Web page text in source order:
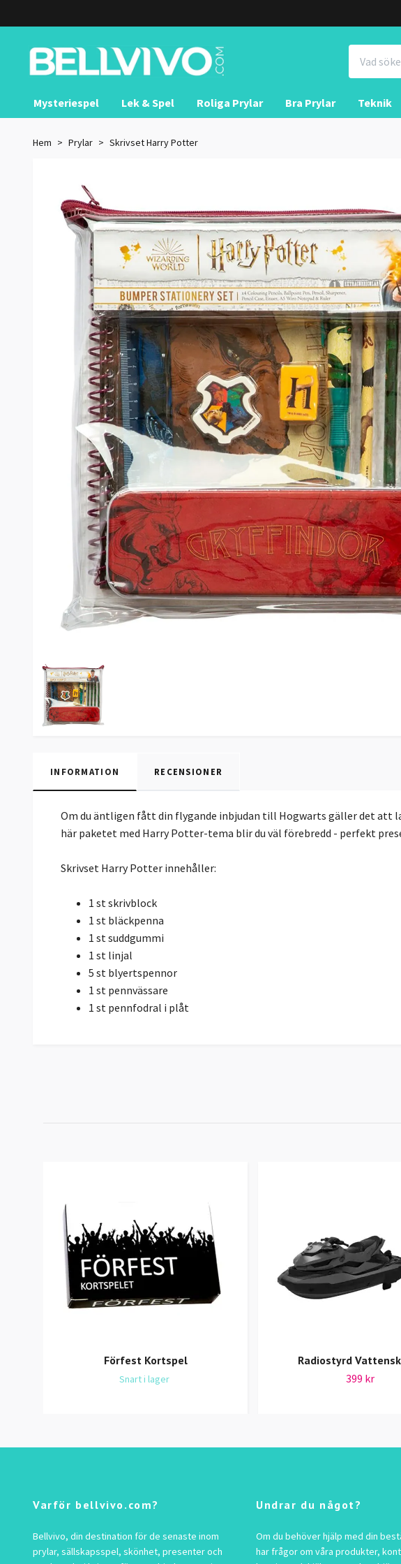
Mysteriespel Lek & Spel Roliga Prylar Bra Prylar Teknik
Hem Prylar Skrivset Harry Potter
INFORMATION RECENSIONER
Om du äntligen fått din flygande inbjudan till Hogwarts gäller det att
här paketet med Harry Potter-tema blir du väl förebredd - perfekt
Skrivset Harry Potter innehåller:
1 st skrivblock
1 st bläckpenna
1 st suddgummi
1 st linjal
5 st blyertspennor
1 st pennvässare
1 st pennfodral i plåt
Förfest Kortspel
Snart i lager
Radiostyrd
399 kr
Varför bellvivo.com?
Bellvivo, din destination för de senaste inom
prylar, sällskapsspel, skönhet, presenter och
Undrar du något?
Om du behöver hjälp med din
har frågor om våra produkter,